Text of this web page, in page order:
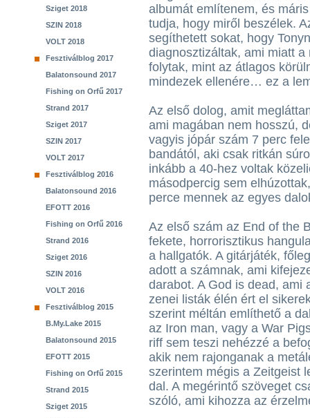
Sziget 2018
SZIN 2018
VOLT 2018
Fesztiválblog 2017
Balatonsound 2017
Fishing on Orfű 2017
Strand 2017
Sziget 2017
SZIN 2017
VOLT 2017
Fesztiválblog 2016
Balatonsound 2016
EFOTT 2016
Fishing on Orfű 2016
Strand 2016
Sziget 2016
SZIN 2016
VOLT 2016
Fesztiválblog 2015
B.My.Lake 2015
Balatonsound 2015
EFOTT 2015
Fishing on Orfű 2015
Strand 2015
Sziget 2015
albumát említenem, és
tudja, hogy miről beszélek.
segíthetett sokat, hogy
diagnosztizáltak, ami miatt
folytak, mint az átlagos
mindezek ellenére… ez a
Az első dolog, amit
ami magában nem hosszú,
vagyis jópár szám 7 perc
bandától, aki csak ritkán
inkább a 40-hez voltak
másodpercig sem
perce mennek az egyes
Az első szám az End of the
fekete, horrorisztikus
a hallgatók. A gitárjáték,
adott a számnak, ami
darabot. A God is dead, ami
zenei listák élén ért el
szerint méltán említhető a
az Iron man, vagy a War
riff sem teszi nehézzé a
akik nem rajonganak a
szerintem mégis a Zeitgeist
dal. A megérintő szöveget
szóló, ami kihozza az